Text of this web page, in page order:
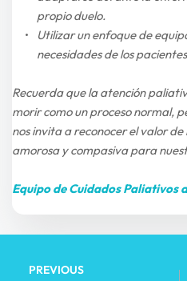
propio duelo.
Utilizar un enfoque de
necesidades de los
Recuerda que la atención
morir como un proceso normal,
nos invita a reconocer el valor
amorosa y compasiva para
Equipo de Cuidados Paliativos
PREVIOUS